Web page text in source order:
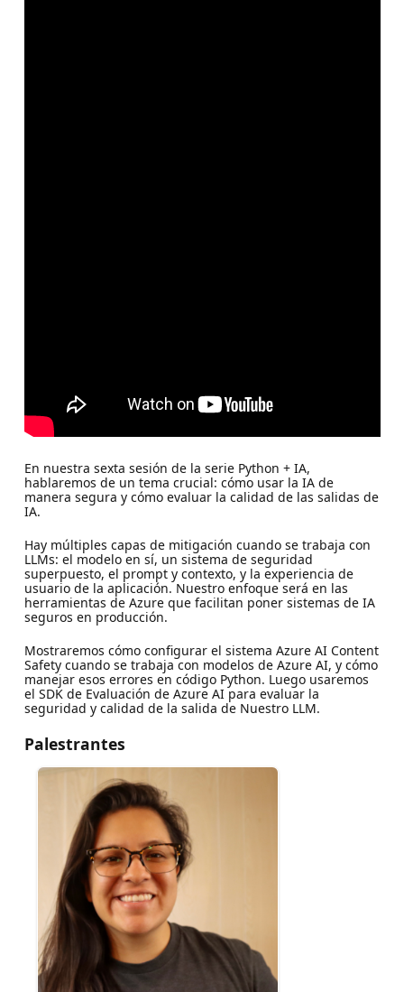
En nuestra sexta sesión de la serie Python + IA,
hablaremos de un tema crucial: cómo usar la IA de
manera segura y cómo evaluar la calidad de las salidas de
IA.
Hay múltiples capas de mitigación cuando se trabaja con
LLMs: el modelo en sí, un sistema de seguridad
superpuesto, el prompt y contexto, y la experiencia de
usuario de la aplicación. Nuestro enfoque será en las
herramientas de Azure que facilitan poner sistemas de IA
seguros en producción.
Mostraremos cómo configurar el sistema Azure AI Content
Safety cuando se trabaja con modelos de Azure AI, y cómo
manejar esos errores en código Python. Luego usaremos
el SDK de Evaluación de Azure AI para evaluar la
seguridad y calidad de la salida de Nuestro LLM.
Palestrantes